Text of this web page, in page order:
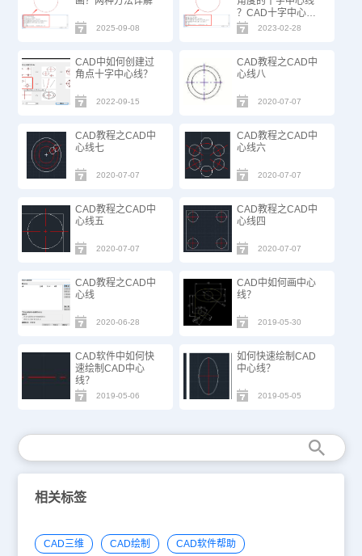
2025-09-08
？CAD十字中心线
绘制技巧2023-02-28
CAD中如何创建过
角点十字中心线？
2022-09-15
CAD教程之CAD中
心线八
2020-07-07
CAD教程之CAD中
心线七
2020-07-07
CAD教程之CAD中
心线六
2020-07-07
CAD教程之CAD中
心线五
2020-07-07
CAD教程之CAD中
心线四
2020-07-07
CAD教程之CAD中
心线
2020-06-28
CAD中如何画中心
线？
2019-05-30
CAD软件中如何快
速绘制CAD中心
线？
2019-05-06
如何快速绘制CAD
中心线？
2019-05-05
相关标签
CAD三维 CAD绘制 CAD软件帮助